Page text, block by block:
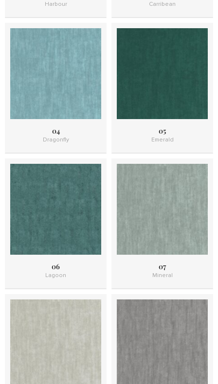
Harbour Carribean
04
Dragonfly
05
Emerald
06
Lagoon
07
Mineral